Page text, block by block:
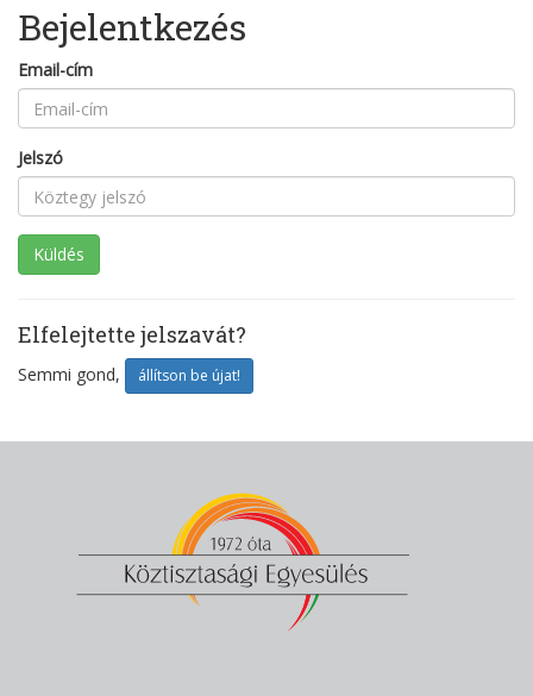
Bejelentkezés
Email-cím
Jelszó
Elfelejtette jelszavát?
Semmi gond, állítson be újat!